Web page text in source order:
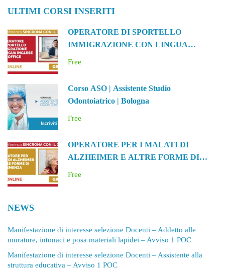
ULTIMI CORSI INSERITI
OPERATORE DI SPORTELLO
IMMIGRAZIONE CON LINGUA
Free
Corso ASO | Assistente Studio
Odontoiatrico | Bologna
Free
OPERATORE PER I MALATI DI
ALZHEIMER E ALTRE FORME DI
Free
NEWS
Manifestazione di interesse selezione Docenti – Addetto alle
murature, intonaci e posa materiali lapidei – Avviso 1 POC
Manifestazione di interesse selezione Docenti – Assistente alla
struttura educativa – Avviso 1 POC